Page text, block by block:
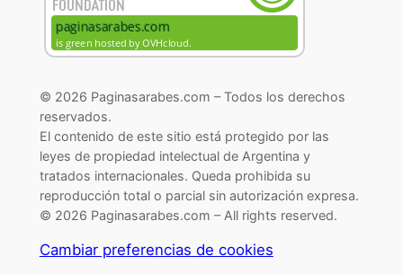
© 2026 Paginasarabes.com – Todos los derechos
reservados.
El contenido de este sitio está protegido por las
leyes de propiedad intelectual de Argentina y
tratados internacionales. Queda prohibida su
reproducción total o parcial sin autorización expresa.
© 2026 Paginasarabes.com – All rights reserved.
Cambiar preferencias de cookies